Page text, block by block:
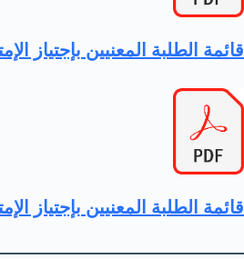
قائمة الطلبة المعنيين بإجتياز
قائمة الطلبة المعنيين بإجتياز